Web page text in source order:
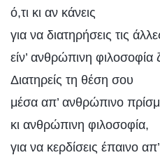
ό,τι κι αν κάνεις
για να διατηρήσεις τις
είν’ ανθρώπινη φιλοσοφία
Διατηρείς τη θέση σου
μέσα απ’ ανθρώπινο
κι ανθρώπινη φιλοσοφία,
για να κερδίσεις έπαινο